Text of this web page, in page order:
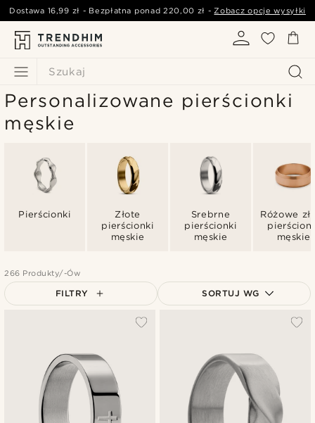
Szukaj
Dostawa 16,99 zł - Bezpłatna ponad220,00 zł -Zobacz opcje wysyłki
Personalizowane pierścionki
męskie
Pierścionki
Złote
pierścionki
męskie
Srebrne
pierścionki
męskie
Różowe
męskie
266 Produkty/-Ów
FILTRY SORTUJ WG
Najniższa cena
Najwyższa cena